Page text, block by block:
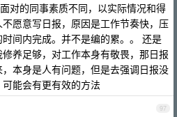
对的同事素质不同，以实际情况和得
愿意写日报，原因是工作节奏快，压
间内完成。并不是编的累。。 还是
养足够，对工作本身有敬畏，那日报
本身是人有问题，但是去强调日报没
能会有更有效的方法
97